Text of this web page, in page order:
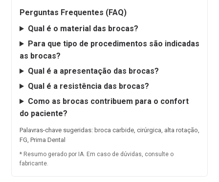
Perguntas Frequentes (FAQ)
Qual é o material das brocas?
Para que tipo de procedimentos são indicadas
as brocas?
Qual é a apresentação das brocas?
Qual é a resistência das brocas?
Como as brocas contribuem para o confort
do paciente?
Palavras-chave sugeridas: broca carbide, cirúrgica, alta rotação,
FG, Prima Dental
* Resumo gerado por IA. Em caso de dúvidas, consulte o
fabricante.